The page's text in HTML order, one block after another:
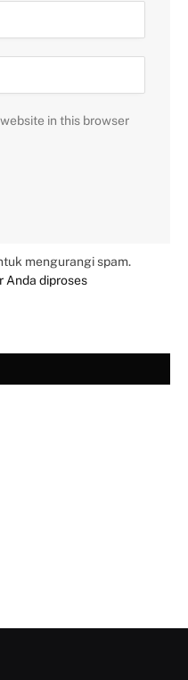
in this browser
mengurangi spam.
Anda diproses